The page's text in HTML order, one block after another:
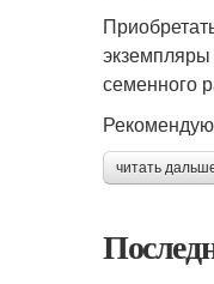
семенного
читать